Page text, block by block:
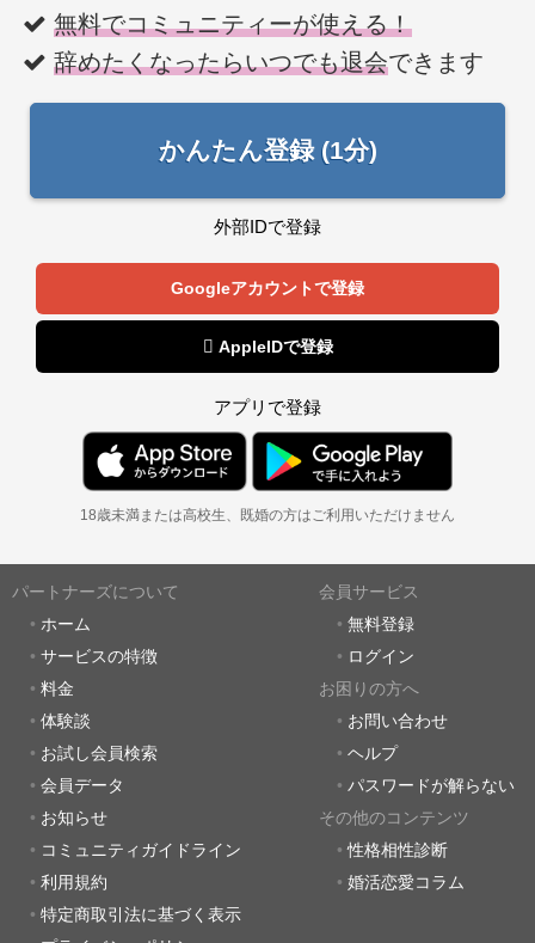
無料でコミュニティーが使える！
辞めたくなったらいつでも退会できます
かんたん登録 (1分)
外部IDで登録
Googleアカウントで登録
 AppleIDで登録
アプリで登録
18歳未満または高校生、既婚の方はご利用いただけません
パートナーズについて
ホーム
サービスの特徴
料金
体験談
お試し会員検索
会員データ
お知らせ
コミュニティガイドライン
利用規約
特定商取引法に基づく表示
会員サービス
無料登録
ログイン
お困りの方へ
お問い合わせ
ヘルプ
パスワードが解らない
その他のコンテンツ
性格相性診断
婚活恋愛コラム